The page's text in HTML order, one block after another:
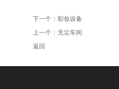
下一个： 彩妆设备
上一个： 无尘车间
返回